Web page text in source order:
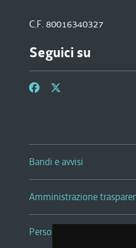
C.F. 80016340327
Seguici su
Bandi e avvisi
Amministrazione
Persone e Uffici